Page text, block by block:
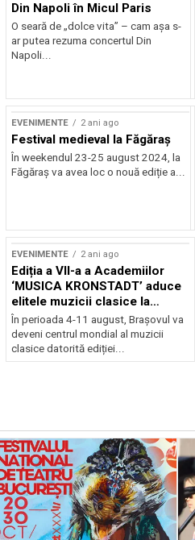
Din Napoli în Micul Paris
O seară de „dolce vita” – cam așa s-
ar putea rezuma concertul Din
Napoli...
EVENIMENTE 2 ani ago
Festival medieval la Făgăraș
În weekendul 23-25 august 2024, la
Făgăraș va avea loc o nouă ediție a...
EVENIMENTE 2 ani ago
Ediția a VII-a a Academiilor
‘MUSICA KRONSTADT’ aduce
elitele muzicii clasice la
Brașov
În perioada 4-11 august, Brașovul va
deveni centrul mondial al muzicii
clasice datorită ediției...